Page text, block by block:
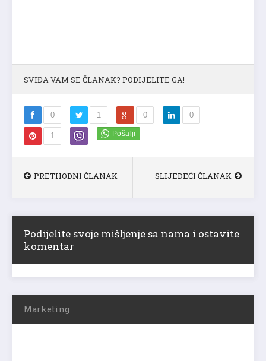
SVIĐA VAM SE ČLANAK? PODIJELITE GA!
0 1 0 0
1
PRETHODNI ČLANAK SLIJEDEĆI ČLANAK
Podijelite svoje mišljenje sa nama i ostavite
komentar
Marketing